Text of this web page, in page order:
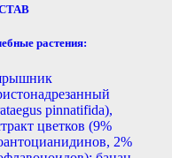
растения:
pinnatifida),
цветков (9%
2%